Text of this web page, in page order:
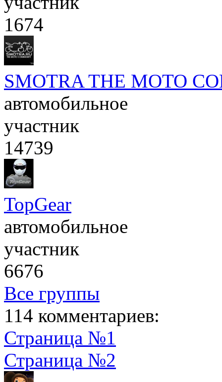
1674
SMOTRA THE MOTO
автомобильное
участник
14739
TopGear
автомобильное
участник
6676
Все группы
114 комментариев:
Страница №1
Страница №2